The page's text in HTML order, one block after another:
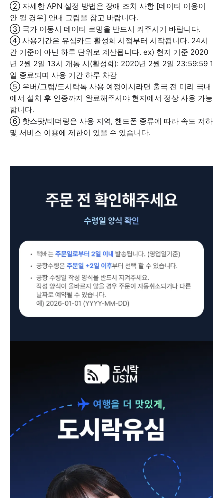
② 자세한 APN 설정 방법은 장애 조치 사항 [데이터 이용이
안 될 경우] 안내 그림을 참고 바랍니다.
③ 국가 이동시 데이터 로밍을 반드시 켜주시기 바랍니다.
④ 사용기간은 유심카드 활성화 시점부터 시작됩니다. 24시
간 기준이 아닌 하루 단위로 계산됩니다. ex) 현지 기준 2020
년 2월 2일 13시 개통 시(활성화): 2020년 2월 2일 23:59:59 1
일 종료되며 사용 기간 하루 차감
⑤ 우버/그랩/도시락톡 사용 예정이시라면 출국 전 미리 국내
에서 설치 후 인증까지 완료해주셔야 현지에서 정상 사용 가능
합니다.
⑥ 핫스팟/테더링은 사용 지역, 핸드폰 종류에 따라 속도 저하
및 서비스 이용에 제한이 있을 수 있습니다.